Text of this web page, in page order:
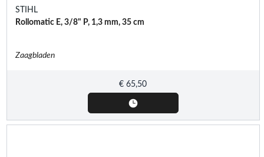
STIHL
Rollomatic E, 3/8" P, 1,3 mm, 35 cm
Zaagbladen
€ 65,50